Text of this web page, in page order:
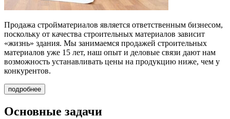
Продажа стройматериалов является ответственным бизнесом,
поскольку от качества строительных материалов зависит
«жизнь» здания. Мы занимаемся продажей строительных
материалов уже 15 лет, наш опыт и деловые связи дают нам
возможность устанавливать цены на продукцию ниже, чем у
конкурентов.
подробнее
Основные задачи